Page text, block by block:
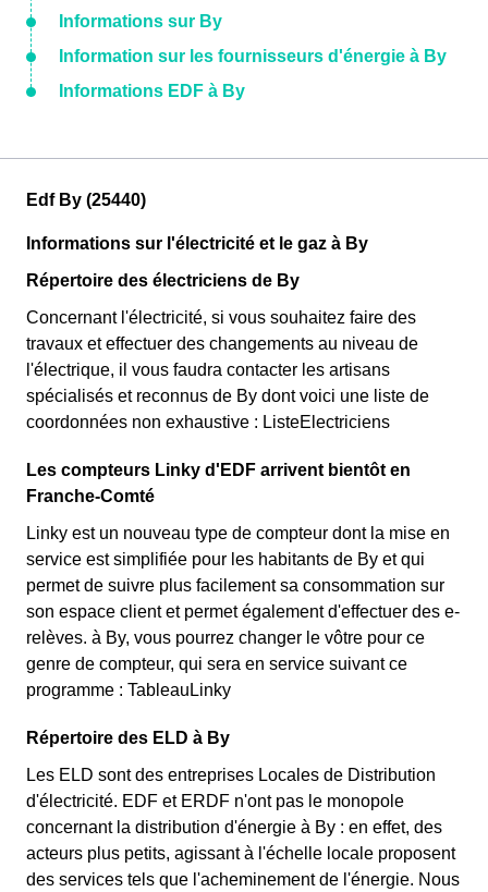
Informations sur By
Information sur les fournisseurs d'énergie à By
Informations EDF à By
Edf By (25440)
Informations sur l'électricité et le gaz à By
Répertoire des électriciens de By
Concernant l'électricité, si vous souhaitez faire des
travaux et effectuer des changements au niveau de
l'électrique, il vous faudra contacter les artisans
spécialisés et reconnus de By dont voici une liste de
coordonnées non exhaustive : ListeElectriciens
Les compteurs Linky d'EDF arrivent bientôt en
Franche-Comté
Linky est un nouveau type de compteur dont la mise en
service est simplifiée pour les habitants de By et qui
permet de suivre plus facilement sa consommation sur
son espace client et permet également d'effectuer des e-
relèves. à By, vous pourrez changer le vôtre pour ce
genre de compteur, qui sera en service suivant ce
programme : TableauLinky
Répertoire des ELD à By
Les ELD sont des entreprises Locales de Distribution
d'électricité. EDF et ERDF n'ont pas le monopole
concernant la distribution d'énergie à By : en effet, des
acteurs plus petits, agissant à l'échelle locale proposent
des services tels que l'acheminement de l'énergie. Nous